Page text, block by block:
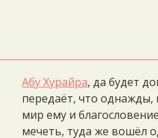
Абу Хурайра, да будет
передаёт, что однажды,
мир ему и
мечеть, туда же вошёл